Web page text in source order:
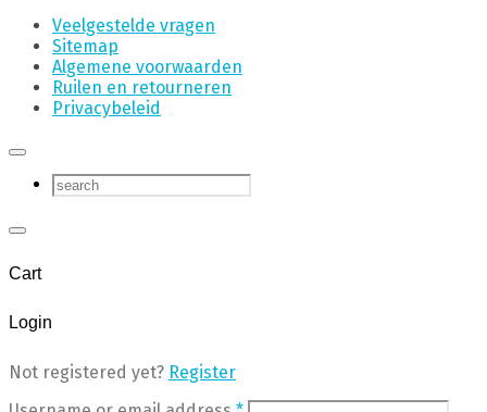
Veelgestelde vragen
Sitemap
Algemene voorwaarden
Ruilen en retourneren
Privacybeleid
Cart
Login
Not registered yet? Register